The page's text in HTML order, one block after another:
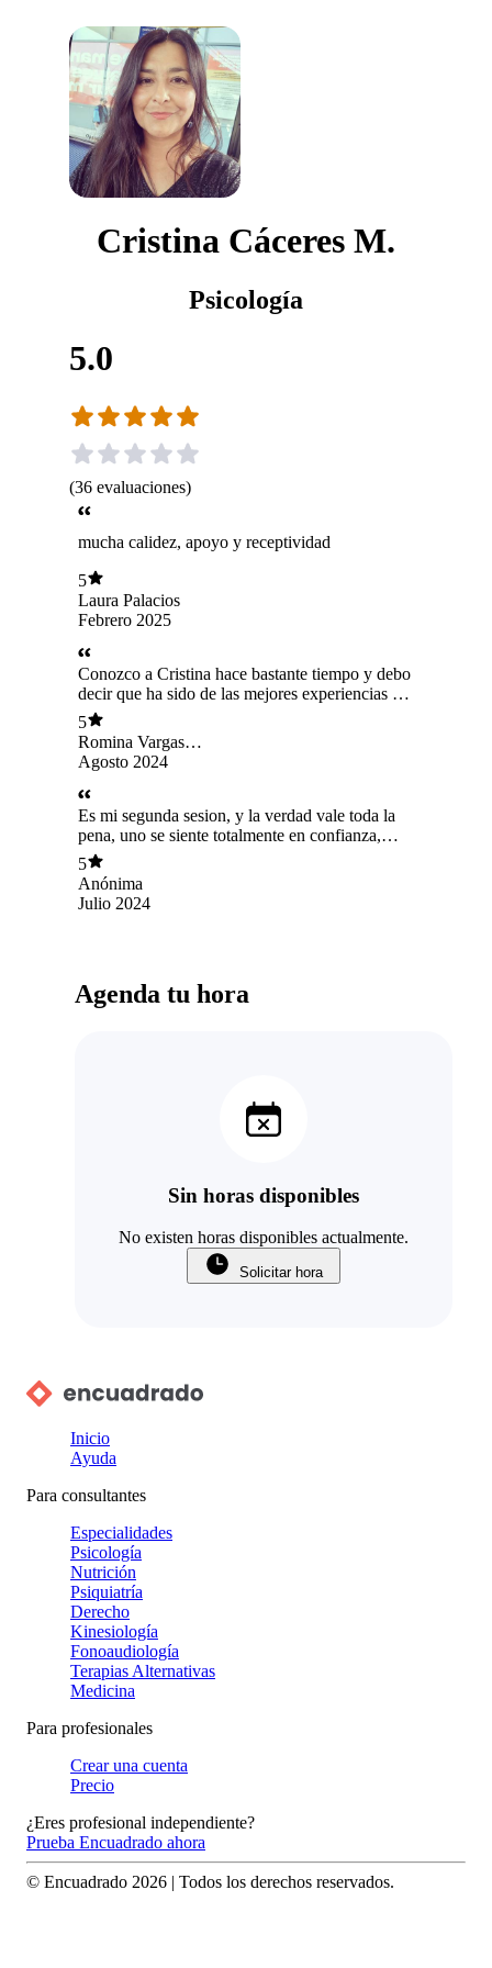
Cristina Cáceres M.
Psicología
5.0
(36 evaluaciones)
mucha calidez, apoyo y receptividad
5
Laura Palacios
Febrero 2025
Conozco a Cristina hace bastante tiempo y debo
decir que ha sido de las mejores experiencias en
psicoterapia que he tenido. Sabe escuchar, es
atenta, te genera tranquilidad y sus evaluaciones
son muy precisas. La recomiendo muchísimo ♡
5
Romina Vargas
Zuleta
Agosto 2024
Es mi segunda sesion, y la verdad vale toda la
pena, uno se siente totalmente en confianza,
titalmente recomendafa
5
Anónima
Julio 2024
Agenda tu hora
Sin horas disponibles
No existen horas disponibles actualmente.
Solicitar hora
Inicio
Ayuda
Para consultantes
Especialidades
Psicología
Nutrición
Psiquiatría
Derecho
Kinesiología
Fonoaudiología
Terapias Alternativas
Medicina
Para profesionales
Crear una cuenta
Precio
¿Eres profesional independiente?
Prueba Encuadrado ahora
© Encuadrado 2026 | Todos los derechos reservados.